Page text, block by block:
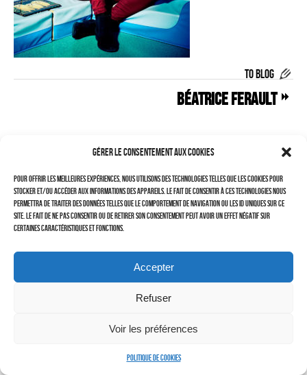
Gérer le consentement aux cookies
Pour offrir les meilleures expériences, nous utilisons des technologies telles que les cookies pour
stocker et/ou accéder aux informations des appareils. Le fait de consentir à ces technologies nous
permettra de traiter des données telles que le comportement de navigation ou les ID uniques sur ce
site. Le fait de ne pas consentir ou de retirer son consentement peut avoir un effet négatif sur
certaines caractéristiques et fonctions.
Accepter
Refuser
Voir les préférences
Politique de cookies
LES PHOTOGRAPHIES
LE PROJET
TO BLOG
Béatrice FERAULT